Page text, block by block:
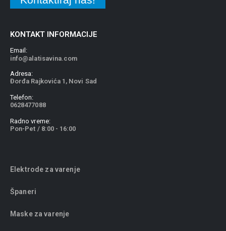
KONTAKT INFORMACIJE
Email:
info@alatisavina.com
Adresa:
Đorđa Rajkovića 1, Novi Sad
Telefon:
0628477088
Radno vreme:
Pon-Pet / 8:00 - 16:00
Elektrode za varenje
Španeri
Maske za varenje